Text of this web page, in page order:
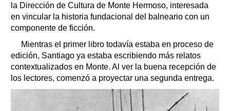
la Dirección de Cultura de Monte Hermoso, interesada
en vincular la historia fundacional del balneario con un
componente de ficción.
Mientras el primer libro todavía estaba en proceso de
edición, Santiago ya estaba escribiendo más relatos
contextualizados en Monte. Al ver la buena recepción de
los lectores, comenzó a proyectar una segunda entrega.